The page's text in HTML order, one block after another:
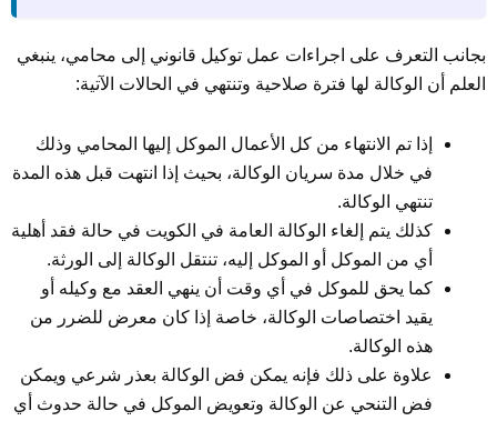
بجانب التعرف على اجراءات عمل توكيل قانوني إلى محامي، ينبغي
العلم أن الوكالة لها فترة صلاحية وتنتهي في الحالات الآتية:
إذا تم الانتهاء من كل الأعمال الموكل إليها المحامي وذلك
في خلال مدة سريان الوكالة، بحيث إذا انتهت قبل هذه المدة
تنتهي الوكالة.
كذلك يتم إلغاء الوكالة العامة في الكويت في حالة فقد أهلية
أي من الموكل أو الموكل إليه، تنتقل الوكالة إلى الورثة.
كما يحق للموكل في أي وقت أن ينهي العقد مع وكيله أو
يقيد اختصاصات الوكالة، خاصة إذا كان معرض للضرر من
هذه الوكالة.
علاوة على ذلك فإنه يمكن فض الوكالة بعذر شرعي ويمكن
فض التنحي عن الوكالة وتعويض الموكل في حالة حدوث أي